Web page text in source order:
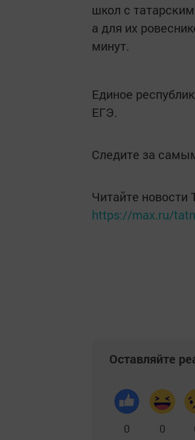
школ с
а для их
минут.
Единое
ЕГЭ.
Следите за
Читайте
https://max.ru/
Оставляйте
0 0